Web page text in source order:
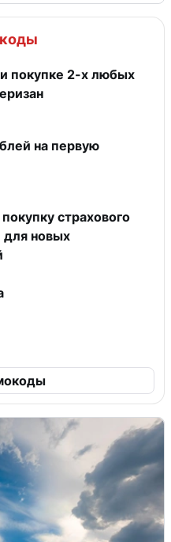
покупке 2-х любых
на первую
страхового
новых